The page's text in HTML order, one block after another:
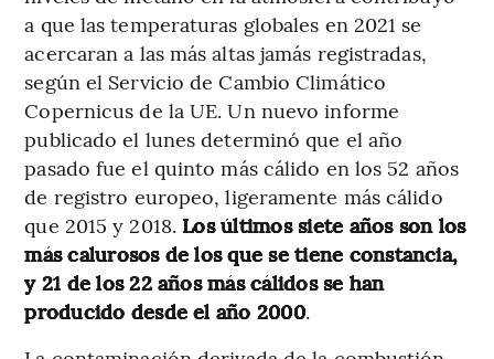
a que las temperaturas globales en 2021 se
acercaran a las más altas jamás registradas,
según el Servicio de Cambio Climático
Copernicus de la UE. Un nuevo informe
publicado el lunes determinó que el año
pasado fue el quinto más cálido en los 52 años
de registro europeo, ligeramente más cálido
que 2015 y 2018. Los últimos siete años son los
más calurosos de los que se tiene constancia,
y 21 de los 22 años más cálidos se han
producido desde el año 2000.